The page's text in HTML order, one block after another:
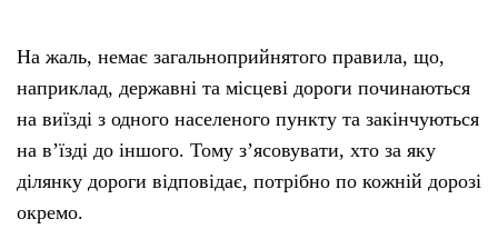
На жаль, немає загальноприйнятого правила, що,
наприклад, державні та місцеві дороги починаються
на виїзді з одного населеного пункту та закінчуються
на в’їзді до іншого. Тому з’ясовувати, хто за яку
ділянку дороги відповідає, потрібно по кожній дорозі
окремо.